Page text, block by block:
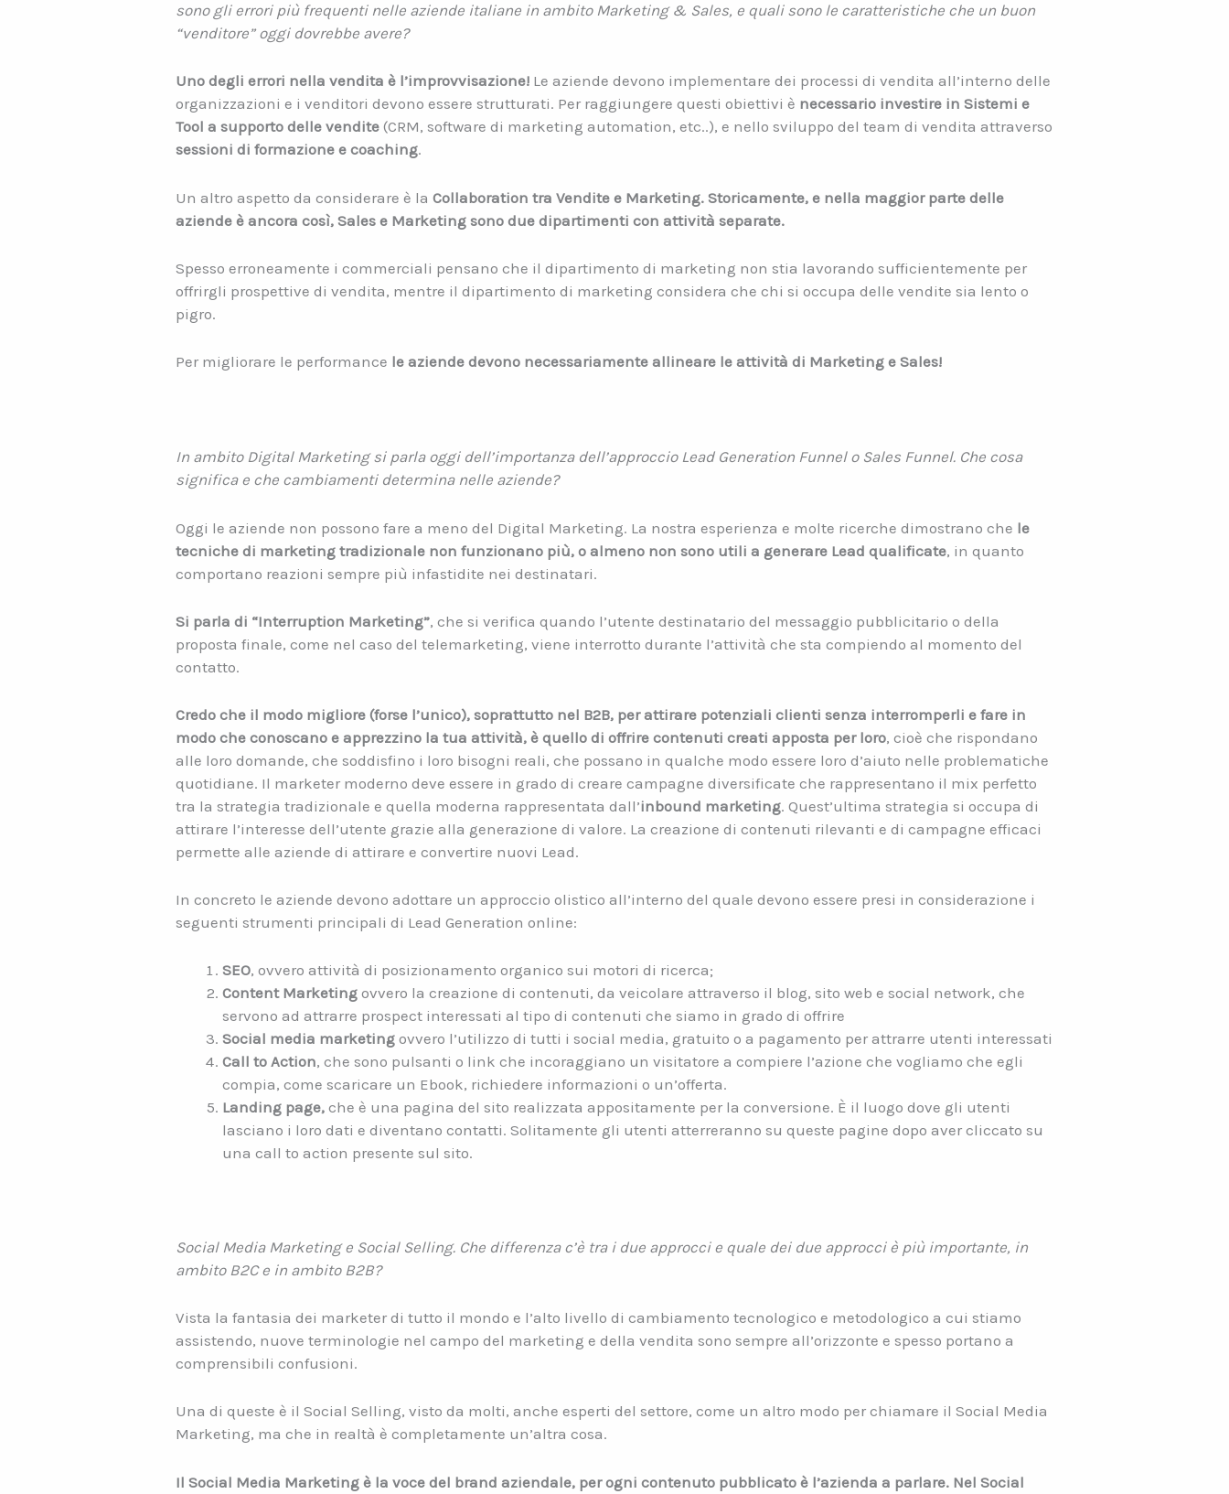
sono gli errori più frequenti nelle aziende italiane in ambito Marketing & Sales, e quali sono le caratteristiche che un buon
“venditore” oggi dovrebbe avere?
Uno degli errori nella vendita è l’improvvisazione! Le aziende devono implementare dei processi di vendita all’interno delle
organizzazioni e i venditori devono essere strutturati. Per raggiungere questi obiettivi è necessario investire in Sistemi e
Tool a supporto delle vendite (CRM, software di marketing automation, etc..), e nello sviluppo del team di vendita attraverso
sessioni di formazione e coaching.
Un altro aspetto da considerare è la Collaboration tra Vendite e Marketing. Storicamente, e nella maggior parte delle
aziende è ancora così, Sales e Marketing sono due dipartimenti con attività separate.
Spesso erroneamente i commerciali pensano che il dipartimento di marketing non stia lavorando sufficientemente per
offrirgli prospettive di vendita, mentre il dipartimento di marketing considera che chi si occupa delle vendite sia lento o
pigro.
Per migliorare le performance le aziende devono necessariamente allineare le attività di Marketing e Sales!
In ambito Digital Marketing si parla oggi dell’importanza dell’approccio Lead Generation Funnel o Sales Funnel. Che cosa
significa e che cambiamenti determina nelle aziende?
Oggi le aziende non possono fare a meno del Digital Marketing. La nostra esperienza e molte ricerche dimostrano che le
tecniche di marketing tradizionale non funzionano più, o almeno non sono utili a generare Lead qualificate, in quanto
comportano reazioni sempre più infastidite nei destinatari.
Si parla di “Interruption Marketing”, che si verifica quando l’utente destinatario del messaggio pubblicitario o della
proposta finale, come nel caso del telemarketing, viene interrotto durante l’attività che sta compiendo al momento del
contatto.
Credo che il modo migliore (forse l’unico), soprattutto nel B2B, per attirare potenziali clienti senza interromperli e fare in
modo che conoscano e apprezzino la tua attività, è quello di offrire contenuti creati apposta per loro, cioè che rispondano
alle loro domande, che soddisfino i loro bisogni reali, che possano in qualche modo essere loro d’aiuto nelle problematiche
quotidiane. Il marketer moderno deve essere in grado di creare campagne diversificate che rappresentano il mix perfetto
tra la strategia tradizionale e quella moderna rappresentata dall’inbound marketing. Quest’ultima strategia si occupa di
attirare l’interesse dell’utente grazie alla generazione di valore. La creazione di contenuti rilevanti e di campagne efficaci
permette alle aziende di attirare e convertire nuovi Lead.
In concreto le aziende devono adottare un approccio olistico all’interno del quale devono essere presi in considerazione i
seguenti strumenti principali di Lead Generation online:
SEO, ovvero attività di posizionamento organico sui motori di ricerca;
Content Marketing ovvero la creazione di contenuti, da veicolare attraverso il blog, sito web e social network, che
servono ad attrarre prospect interessati al tipo di contenuti che siamo in grado di offrire
Social media marketing ovvero l’utilizzo di tutti i social media, gratuito o a pagamento per attrarre utenti interessati
Call to Action, che sono pulsanti o link che incoraggiano un visitatore a compiere l’azione che vogliamo che egli
compia, come scaricare un Ebook, richiedere informazioni o un’offerta.
Landing page, che è una pagina del sito realizzata appositamente per la conversione. È il luogo dove gli utenti
lasciano i loro dati e diventano contatti. Solitamente gli utenti atterreranno su queste pagine dopo aver cliccato su
una call to action presente sul sito.
Social Media Marketing e Social Selling. Che differenza c’è tra i due approcci e quale dei due approcci è più importante, in
ambito B2C e in ambito B2B?
Vista la fantasia dei marketer di tutto il mondo e l’alto livello di cambiamento tecnologico e metodologico a cui stiamo
assistendo, nuove terminologie nel campo del marketing e della vendita sono sempre all’orizzonte e spesso portano a
comprensibili confusioni.
Una di queste è il Social Selling, visto da molti, anche esperti del settore, come un altro modo per chiamare il Social Media
Marketing, ma che in realtà è completamente un’altra cosa.
Il Social Media Marketing è la voce del brand aziendale, per ogni contenuto pubblicato è l’azienda a parlare. Nel Social